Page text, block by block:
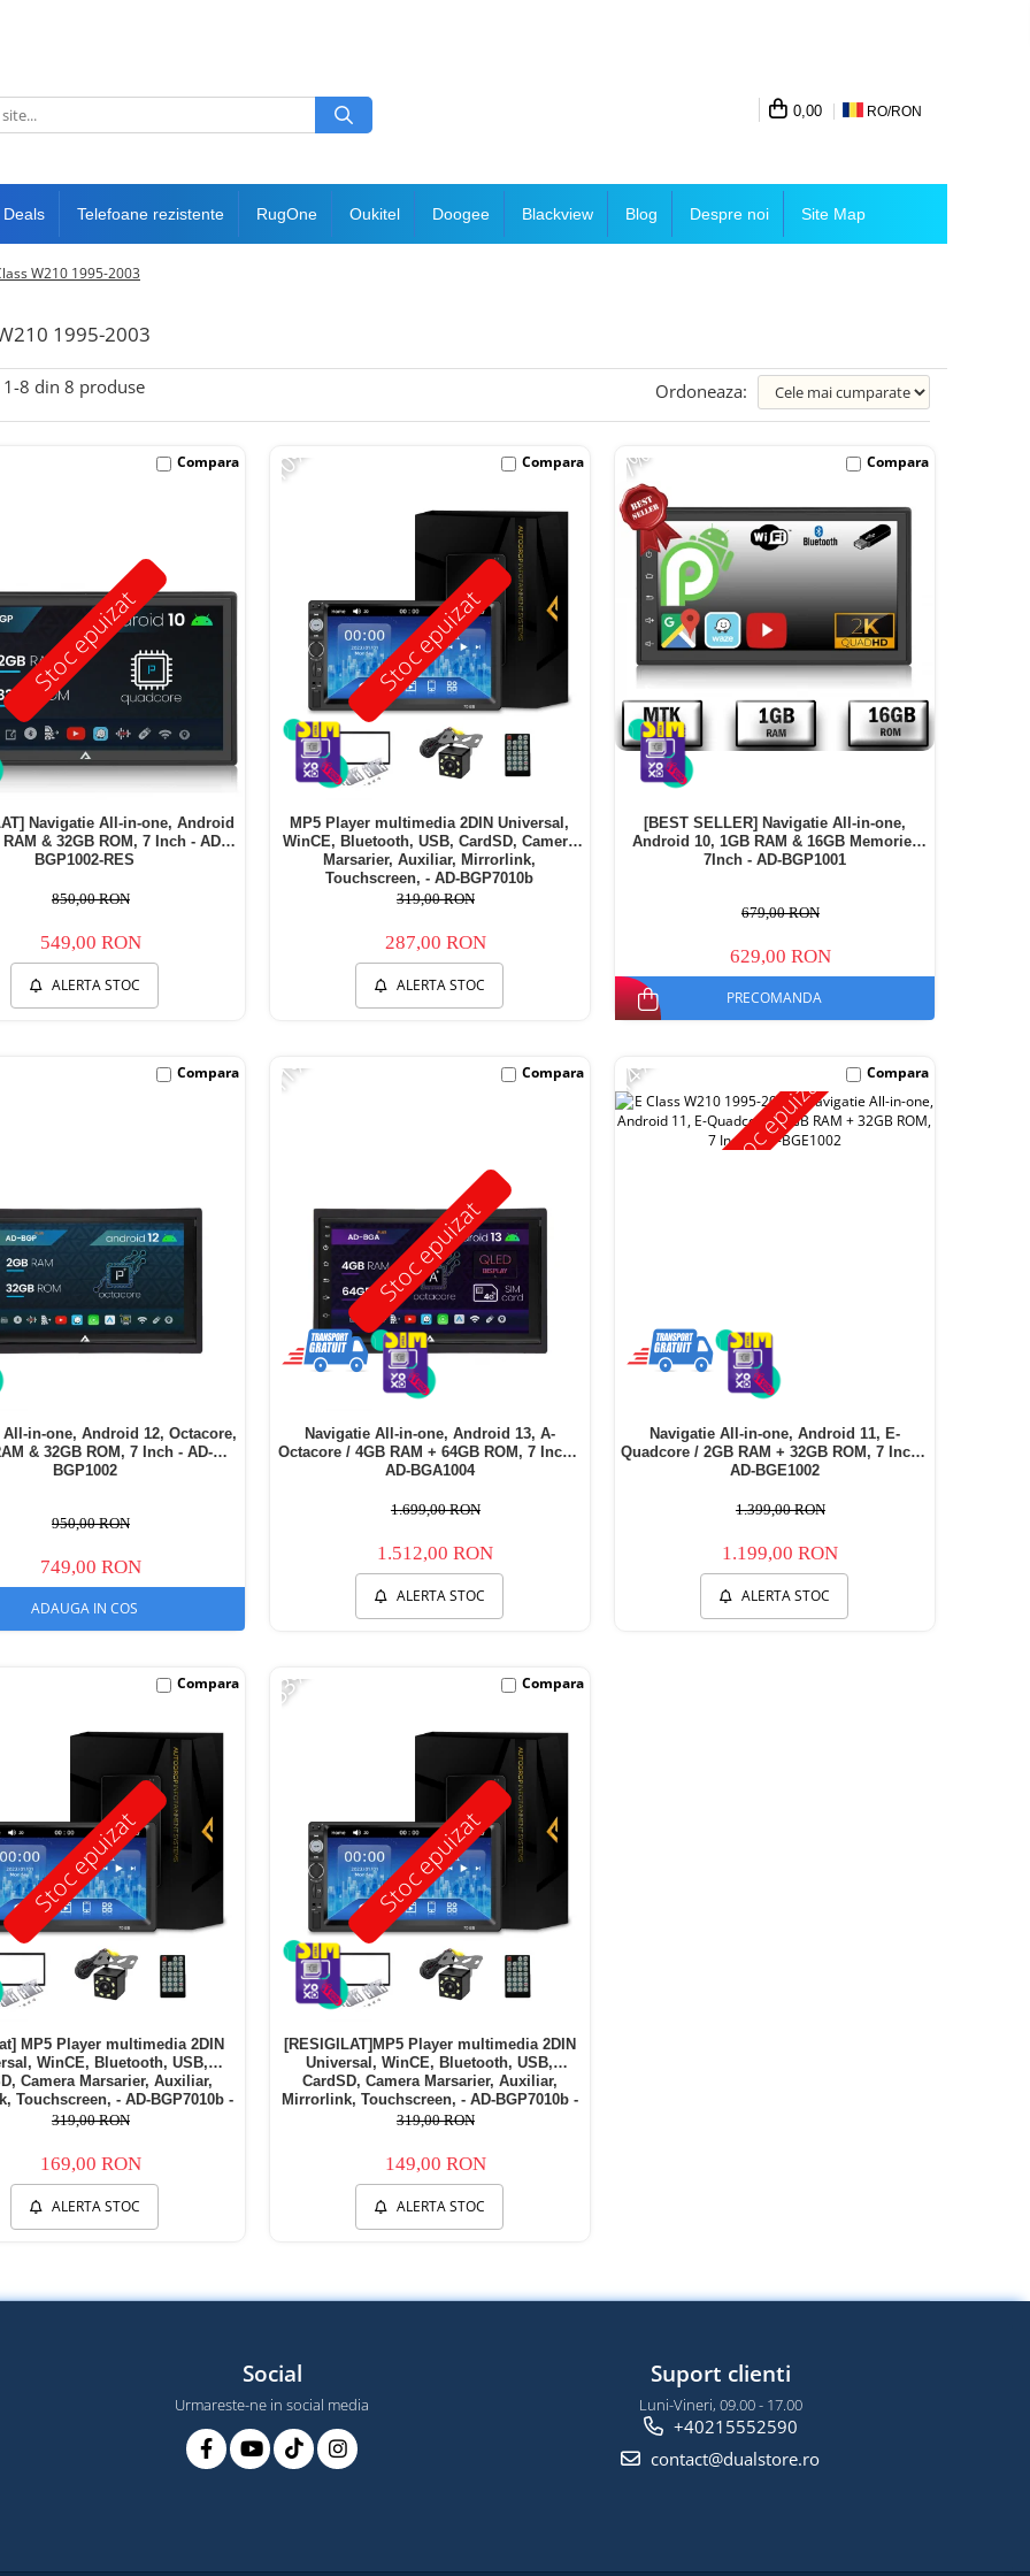
0,00 RO/RON
Deals Telefoane rezistente RugOne Oukitel Doogee Blackview Blog Despre noi Site Map
W210 1995-2003
1995-2003
1-8 din 8 produse Ordoneaza:
Stoc epuizat
Navigatie All-in-one, Android
RAM & 32GB ROM, 7 Inch - AD-
BGP1002-RES
850,00 RON
549,00 RON
ALERTA STOC
Compara
Stoc epuizat
-10%
MP5 Player multimedia 2DIN Universal,
WinCE, Bluetooth, USB, CardSD, Camera
Marsarier, Auxiliar, Mirrorlink,
Touchscreen, - AD-BGP7010b
319,00 RON
287,00 RON
ALERTA STOC
Compara -7%
[BEST SELLER] Navigatie All-in-one,
Android 10, 1GB RAM & 16GB Memorie,
7Inch - AD-BGP1001
679,00 RON
629,00 RON
PRECOMANDA
Compara
All-in-one, Android 12, Octacore,
& 32GB ROM, 7 Inch - AD-
BGP1002
950,00 RON
749,00 RON
ADAUGA IN COS
Compara
Stoc epuizat
-11%
Navigatie All-in-one, Android 13, A-
Octacore / 4GB RAM + 64GB ROM, 7 Inch -
AD-BGA1004
1.699,00 RON
1.512,00 RON
ALERTA STOC
Compara Stoc epuizat
-14%
Navigatie All-in-one, Android 11, E-
Quadcore / 2GB RAM + 32GB ROM, 7 Inch -
AD-BGE1002
1.399,00 RON
1.199,00 RON
ALERTA STOC
Compara
Stoc epuizat
MP5 Player multimedia 2DIN
WinCE, Bluetooth, USB,
Camera Marsarier, Auxiliar,
Touchscreen, - AD-BGP7010b -
Copie
319,00 RON
169,00 RON
ALERTA STOC
Compara
Stoc epuizat
-53%
[RESIGILAT]MP5 Player multimedia 2DIN
Universal, WinCE, Bluetooth, USB,
CardSD, Camera Marsarier, Auxiliar,
Mirrorlink, Touchscreen, - AD-BGP7010b -
Copie
319,00 RON
149,00 RON
ALERTA STOC
Compara
Social
Urmareste-ne in social media
Suport clienti
Luni-Vineri, 09.00 - 17.00
+40215552590
contact@dualstore.ro